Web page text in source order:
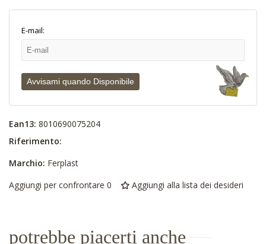
E-mail:
Avvisami quando Disponibile
Ean13: 8010690075204
Riferimento:
Marchio: Ferplast
Aggiungi per confrontare 0 Aggiungi alla lista dei desideri
potrebbe piacerti anche